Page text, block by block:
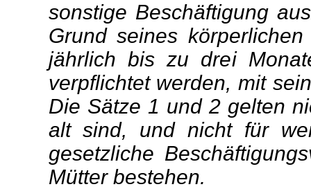
sonstige Beschäftigung
Grund seines
jährlich bis zu drei
verpflichtet werden, mit
Die Sätze 1 und 2 gelten
alt sind, und nicht für
gesetzliche
Mütter bestehen.